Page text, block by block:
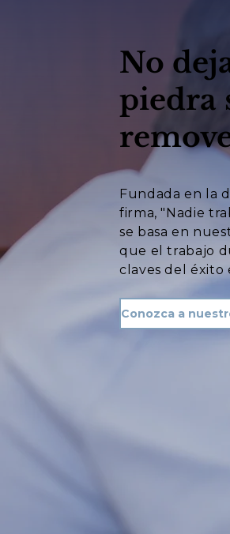
No
piedra
Fundada en la
firma, "Nadie
se basa en
que el trabajo
claves del éxito